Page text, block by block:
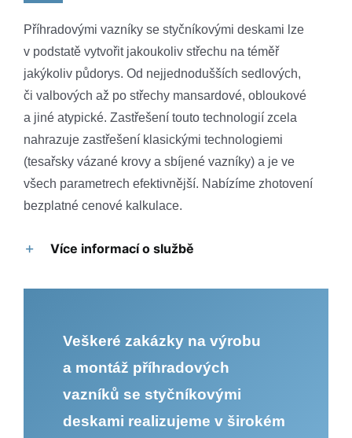
Příhradovými vazníky se styčníkovými deskami lze
v podstatě vytvořit jakoukoliv střechu na téměř
jakýkoliv půdorys. Od nejjednodušších sedlových,
či valbových až po střechy mansardové, obloukové
a jiné atypické. Zastřešení touto technologií zcela
nahrazuje zastřešení klasickými technologiemi
(tesařsky vázané krovy a sbíjené vazníky) a je ve
všech parametrech efektivnější. Nabízíme zhotovení
bezplatné cenové kalkulace.
Více informací o službě
Veškeré zakázky na výrobu
a montáž příhradových
vazníků se styčníkovými
deskami realizujeme v širokém